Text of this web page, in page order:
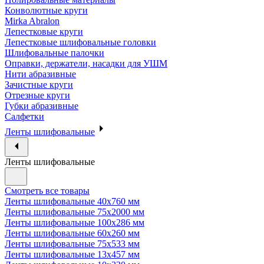
Конволютные круги
Mirka Abralon
Лепестковые круги
Лепестковые шлифовальные головки
Шлифовальные палочки
Оправки, держатели, насадки для УШМ
Нити абразивные
Зачистные круги
Отрезные круги
Губки абразивные
Салфетки
Ленты шлифовальные
Ленты шлифовальные
Смотреть все товары
Ленты шлифовальные 40х760 мм
Ленты шлифовальные 75х2000 мм
Ленты шлифовальные 100х286 мм
Ленты шлифовальные 60х260 мм
Ленты шлифовальные 75х533 мм
Ленты шлифовальные 13х457 мм